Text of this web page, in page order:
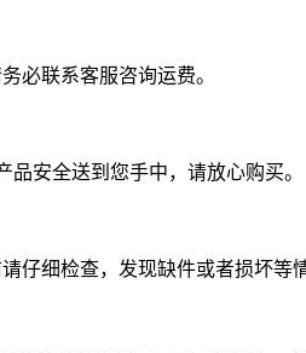
必联系客服咨询运费。
安全送到您手中，请放心购买。
细检查，发现缺件或者损坏等